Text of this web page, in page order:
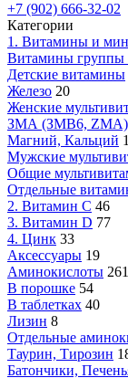
+7 (902) 666-32-02
Категории
1. Витамины и
Витамины группы
Детские витамины
Железо 20
Женские
ЗМА (ЗМВ6, ZMA)
Магний, Кальций
Мужские
Общие
Отдельные
2. Витамин С 46
3. Витамин D 77
4. Цинк 33
Аксессуары 19
Аминокислоты 261
В порошке 54
В таблетках 40
Лизин 8
Отдельные
Таурин, Тирозин
Батончики,